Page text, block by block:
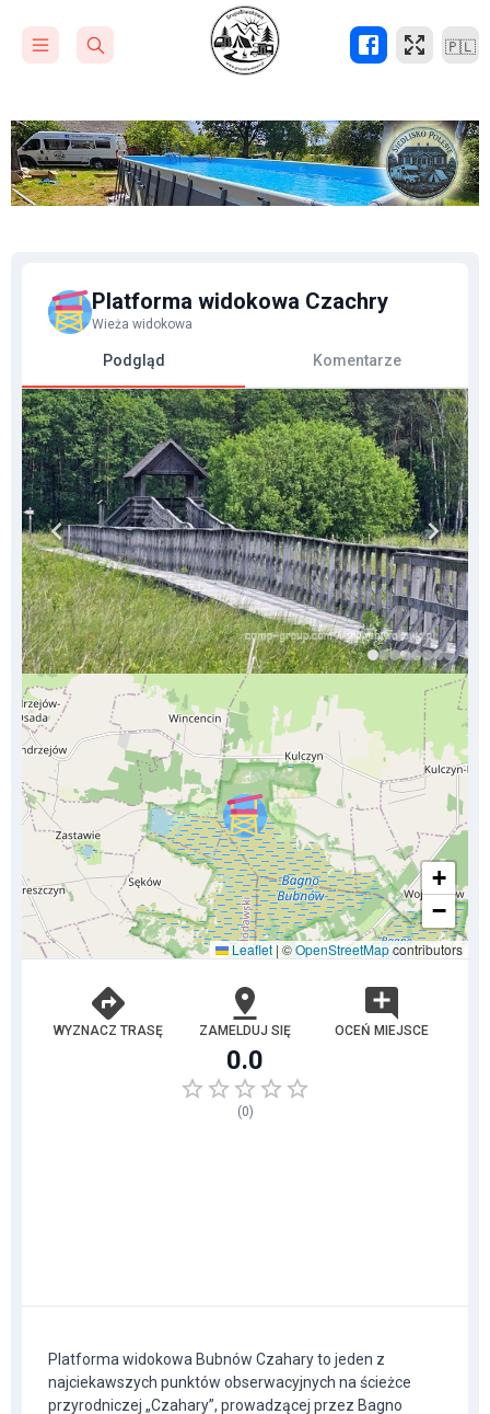
🇵🇱
Platforma widokowa Czachry
Wieża widokowa
Podgląd Komentarze
+
−
Leaflet| ©OpenStreetMapcontributors
WYZNACZ TRASĘ ZAMELDUJ SIĘ OCEŃ MIEJSCE
0.0
(0)
Platforma widokowa Bubnów Czahary to jeden z
najciekawszych punktów obserwacyjnych na ścieżce
przyrodniczej „Czahary”, prowadzącej przez Bagno